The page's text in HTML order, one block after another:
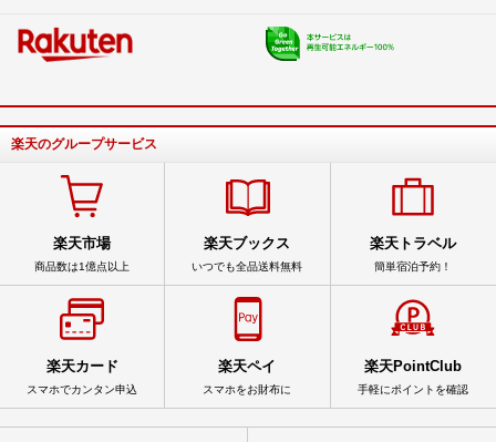
楽天のグループサービス
楽天市場
商品数は1億点以上
楽天ブックス
いつでも全品送料無料
楽天トラベル
簡単宿泊予約！
楽天カード
スマホでカンタン申込
楽天ペイ
スマホをお財布に
楽天PointClub
手軽にポイントを確認